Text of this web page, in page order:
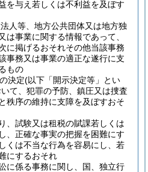
を与え若しくは不利益を及ぼす
人等、地方公共団体又は地方独
は事業に関する情報であって、
に掲げるおそれその他当該事務
事務又は事業の適正な遂行に支
もの
の決定(以下「開示決定等」とい
て、犯罪の予防、鎮圧又は捜査
秩序の維持に支障を及ぼすおそ
、試験又は租税の賦課若しくは
、正確な事実の把握を困難にす
くは不当な行為を容易にし、若
にするおそれ
に係る事務に関し、国、独立行